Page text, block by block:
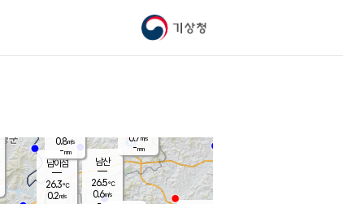
기상청
남이섬
26.3℃
0.2m/s
남산
26.5℃
0.6m/s
0.8m/s
-mm
0.7 m/s
-mm